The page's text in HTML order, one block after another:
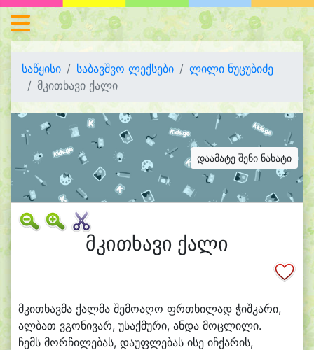
საწყისი საბავშვო ლექსები
ლილი ნუცუბიძე
მკითხავი ქალი
დაამატე შენი ნახატი
მკითხავი ქალი
მკითხავმა ქალმა შემოაღო ფრთხილად ჭიშკარი,
ალბათ ვგონივარ, უსაქმური, ანდა მოცლილი.
ჩემს მორჩილებას, დაუფლებას ისე იჩქარის,